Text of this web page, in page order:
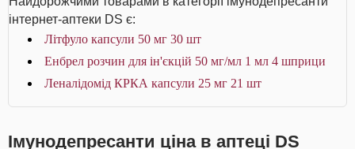
інтернет-аптеки DS є:
Літфуло капсули 50 мг 30 шт
Енбрел розчин для ін'єкцій 50 мг/мл 1 мл 4 шприци
Леналідомід КРКА капсули 25 мг 21 шт
Імунодепресанти ціна в аптеці DS